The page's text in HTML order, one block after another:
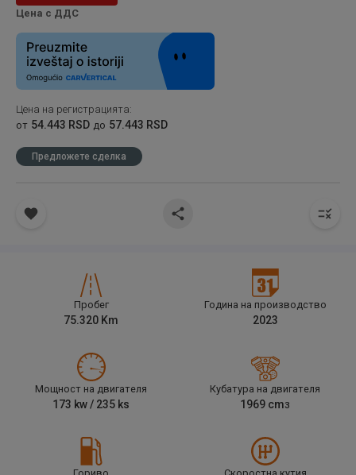
Цена с ДДС
Цена на регистрацията:
от 54.443 RSD до 57.443 RSD
Предложете сделка
Пробег
75.320 Km
Година на производство
2023
Мощност на двигателя
173 kw / 235 ks
Кубатура на двигателя
1969 cm3